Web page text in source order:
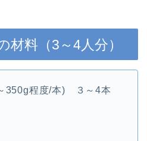
材料（3～4人分）
350g程度/本) ３～4本